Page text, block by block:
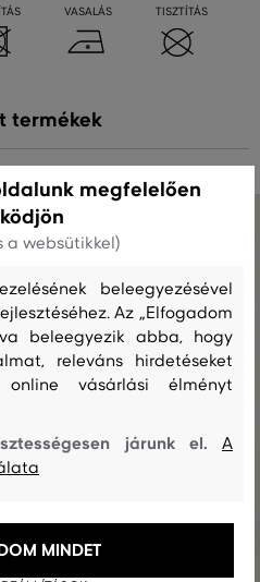
VASALÁS TISZTÍTÁS
termékek
megfelelően
a websütikkel)
beleegyezésével
Az „Elfogadom
beleegyezik abba, hogy
releváns hirdetéseket
vásárlási élményt
járunk el.A
MINDET